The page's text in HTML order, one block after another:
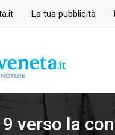
La tua pubblicità
verso la